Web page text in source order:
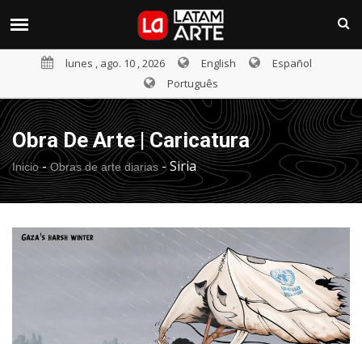
lunes , ago. 10 , 2026 English
Español
Português
Obra De Arte | Caricatura
Inicio- Obras de arte diarias -Siria